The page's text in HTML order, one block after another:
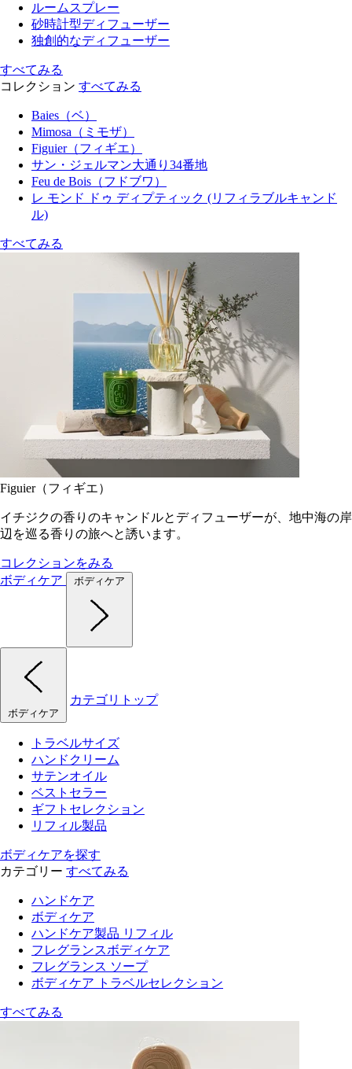
ルームスプレー
砂時計型ディフューザー
独創的なディフューザー
すべてみる
コレクション すべてみる
Baies（ベ）
Mimosa（ミモザ）
Figuier（フィギエ）
サン・ジェルマン大通り34番地
Feu de Bois（フドブワ）
レ モンド ドゥ ディプティック (リフィラブルキャンド
ル)
すべてみる
Figuier（フィギエ）
イチジクの香りのキャンドルとディフューザーが、地中海の岸
辺を巡る香りの旅へと誘います。
コレクションをみる
ボディケア
ボディケア
ボディケア
カテゴリトップ
トラベルサイズ
ハンドクリーム
サテンオイル
ベストセラー
ギフトセレクション
リフィル製品
ボディケアを探す
カテゴリー すべてみる
ハンドケア
ボディケア
ハンドケア製品 リフィル
フレグランスボディケア
フレグランス ソープ
ボディケア トラベルセレクション
すべてみる